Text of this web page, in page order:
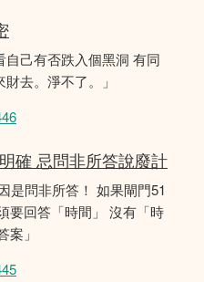
己有否跌入個黑洞 有同
去。淨不了。」
確 忌問非所答說廢計
是問非所答！ 如果閘門51
要回答「時間」 沒有「時
」